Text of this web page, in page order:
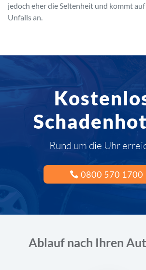
jedoch eher die Seltenheit und kommt
Unfalls an.
Rund um die Uhr
0800 570 1700
Ablauf nach Ihren